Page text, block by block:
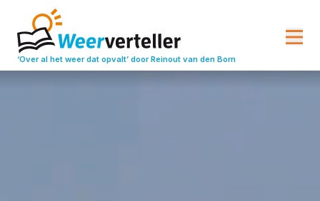
‘Over al het weer dat opvalt’ door Reinout van den Born